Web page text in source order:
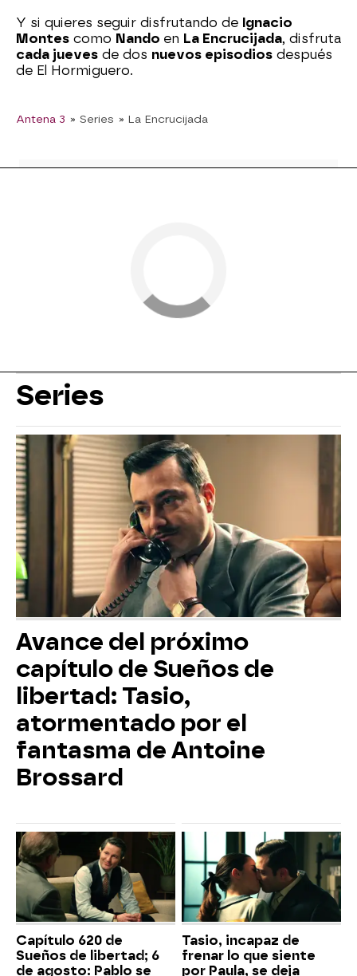
Y si quieres seguir disfrutando de Ignacio
Montes como Nando en La Encrucijada, disfruta
cada jueves de dos nuevos episodios después
de El Hormiguero.
Antena 3 » Series » La Encrucijada
Series
Avance del próximo
capítulo de Sueños de
libertad: Tasio,
atormentado por el
fantasma de Antoine
Brossard
Capítulo 620 de
Sueños de libertad; 6
de agosto: Pablo se
Tasio, incapaz de
frenar lo que siente
por Paula, se deja